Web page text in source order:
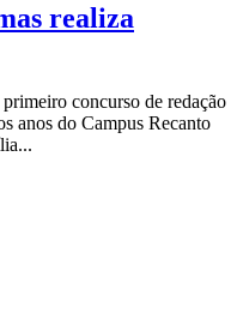
realiza
concurso de redação
anos do Campus Recanto